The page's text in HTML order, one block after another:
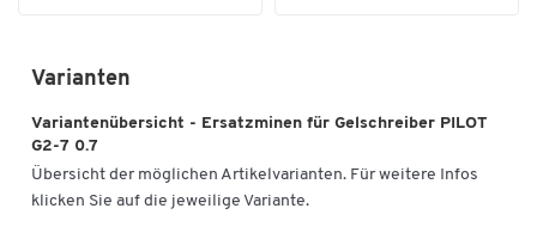
Varianten
Variantenübersicht - Ersatzminen für Gelschreiber PILOT
G2-7 0.7
Übersicht der möglichen Artikelvarianten. Für weitere Infos
klicken Sie auf die jeweilige Variante.